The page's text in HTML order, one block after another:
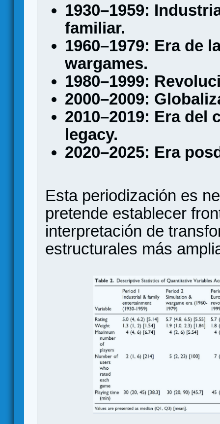
1930–1959:
familiar.
1960–1979: Era de
wargames.
1980–1999:
2000–2009:
2010–2019: Era
legacy.
2020–2025: Era
Esta periodización es
pretende establecer
interpretación de
estructurales más